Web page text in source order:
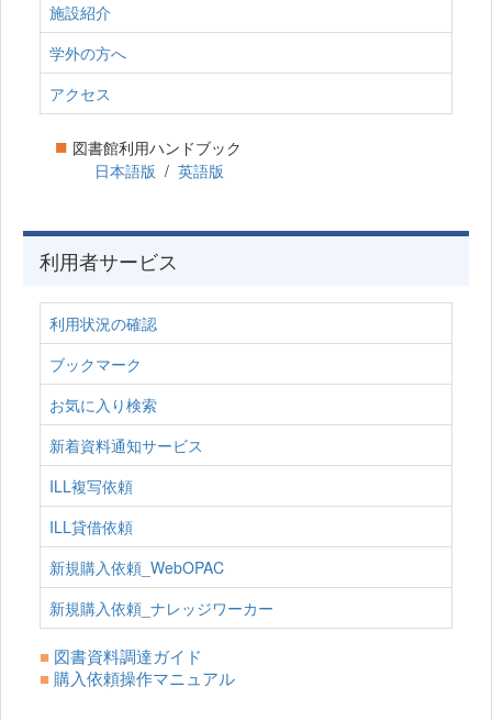
施設紹介
学外の方へ
アクセス
■ 図書館利用ハンドブック
日本語版 / 英語版
利用者サービス
利用状況の確認
ブックマーク
お気に入り検索
新着資料通知サービス
ILL複写依頼
ILL貸借依頼
新規購入依頼_WebOPAC
新規購入依頼_ナレッジワーカー
■ 図書資料調達ガイド
■購入依頼操作マニュアル